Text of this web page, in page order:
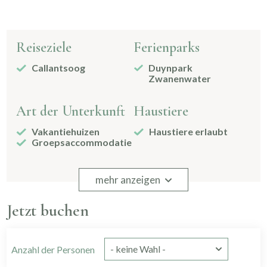
Reiseziele
Callantsoog
Ferienparks
Duynpark
Zwanenwater
Art der Unterkunft
Vakantiehuizen
Groepsaccommodatie
Haustiere
Haustiere erlaubt
Trockner
Küche
Geschirr
Geschirrspüler
Gläser zum Trinken
mehr anzeigen
Jetzt buchen
Anzahl der Personen